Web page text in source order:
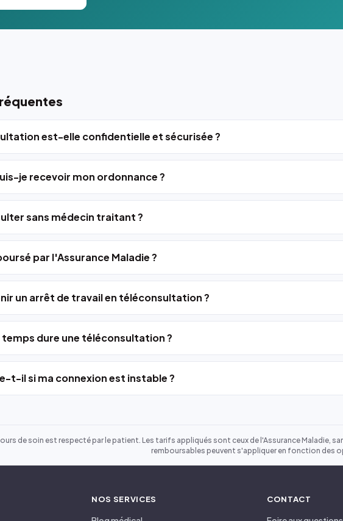
est-elle confidentielle et sécurisée ?
je recevoir mon ordonnance ?
sans médecin traitant ?
par l'Assurance Maladie ?
un arrêt de travail en téléconsultation ?
temps dure une téléconsultation ?
t-il si ma connexion est instable ?
de soin est respecté par le patient. Les tarifs appliqués sont ceux de l'Assurance Maladie,
remboursables peuvent s'appliquer en fonction des
NOS SERVICES CONTACT